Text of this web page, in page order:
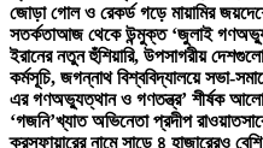
জোড়া গোল ও রেকর্ড গড়ে মায়ামির জয়
সতর্কতাআজ থেকে উন্মুক্ত ‘জুলাই
ইরানের নতুন হুঁশিয়ারি, উপসাগরীয়
কর্মসূচি, জগন্নাথ বিশ্ববিদ্যালয়ে সভা-
এর গণঅভ্যুত্থান ও গণতন্ত্র’ শীর্ষক
‘গজনি’খ্যাত অভিনেতা প্রদীপ রাওয়াত
ক্রসফায়ারের নামে সাড়ে ৪ হাজারেরও